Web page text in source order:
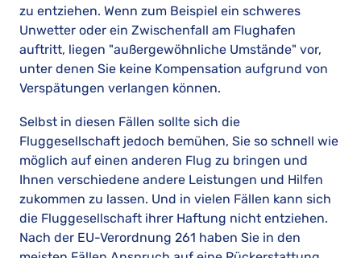
zu entziehen. Wenn zum Beispiel ein schweres
Unwetter oder ein Zwischenfall am Flughafen
auftritt, liegen "außergewöhnliche Umstände" vor,
unter denen Sie keine Kompensation aufgrund von
Verspätungen verlangen können.
Selbst in diesen Fällen sollte sich die
Fluggesellschaft jedoch bemühen, Sie so schnell wie
möglich auf einen anderen Flug zu bringen und
Ihnen verschiedene andere Leistungen und Hilfen
zukommen zu lassen. Und in vielen Fällen kann sich
die Fluggesellschaft ihrer Haftung nicht entziehen.
Nach der EU-Verordnung 261 haben Sie in den